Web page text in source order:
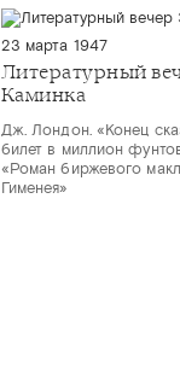
23 марта 1947
Литературный
Каминка
Дж. Лондон. «Конец
билет в миллион
«Роман биржевого
Гименея»